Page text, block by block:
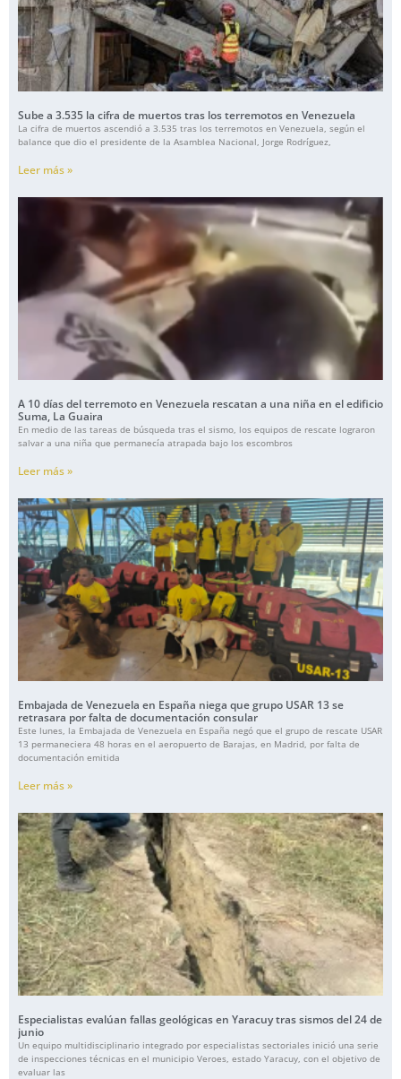
Sube a 3.535 la cifra de muertos tras los terremotos en Venezuela
La cifra de muertos ascendió a 3.535 tras los terremotos en Venezuela, según el
balance que dio el presidente de la Asamblea Nacional, Jorge Rodríguez,
Leer más »
A 10 días del terremoto en Venezuela rescatan a una niña en el edificio
Suma, La Guaira
En medio de las tareas de búsqueda tras el sismo, los equipos de rescate lograron
salvar a una niña que permanecía atrapada bajo los escombros
Leer más »
Embajada de Venezuela en España niega que grupo USAR 13 se
retrasara por falta de documentación consular
Este lunes, la Embajada de Venezuela en España negó que el grupo de rescate USAR
13 permaneciera 48 horas en el aeropuerto de Barajas, en Madrid, por falta de
documentación emitida
Leer más »
Especialistas evalúan fallas geológicas en Yaracuy tras sismos del 24 de
junio
Un equipo multidisciplinario integrado por especialistas sectoriales inició una serie
de inspecciones técnicas en el municipio Veroes, estado Yaracuy, con el objetivo de
evaluar las